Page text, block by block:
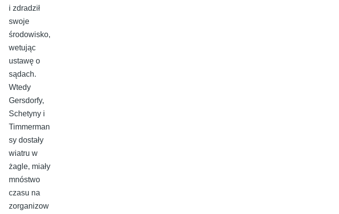
i zdradził
swoje
środowisko,
wetując
ustawę o
sądach.
Wtedy
Gersdorfy,
Schetyny i
Timmerman
sy dostały
wiatru w
żagle, miały
mnóstwo
czasu na
zorganizow